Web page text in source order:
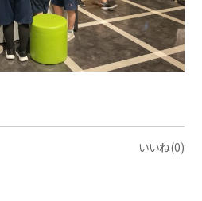
いいね(0)